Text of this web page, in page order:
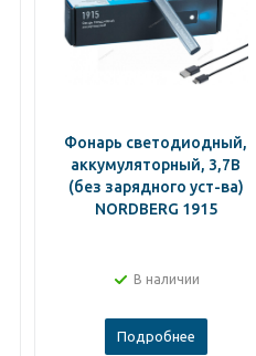
Фонарь светодиодный,
аккумуляторный, 3,7В
(без зарядного уст-ва)
NORDBERG 1915
В наличии
Подробнее